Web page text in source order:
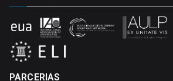
PARCERIAS